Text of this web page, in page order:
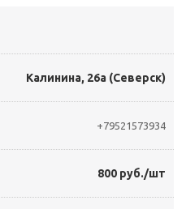
Калинина, 26а (Северск)
+79521573934
800 руб./шт